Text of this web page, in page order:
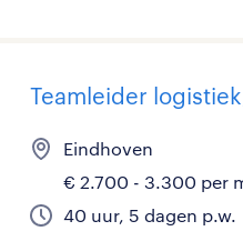
Teamleider
Eindhoven
€ 2.700 - 3.300 per
40 uur, 5 dagen p.w.